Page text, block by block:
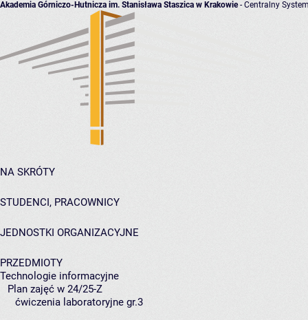
Akademia Górniczo-Hutnicza im. Stanisława Staszica w Krakowie- Centralny
NA SKRÓTY
STUDENCI, PRACOWNICY
JEDNOSTKI ORGANIZACYJNE
PRZEDMIOTY
Technologie informacyjne
Plan zajęć w 24/25-Z
ćwiczenia laboratoryjne gr.3